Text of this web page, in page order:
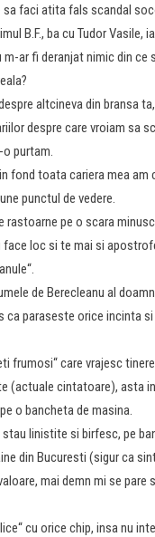
faci atita fals scandal
B.F., ba cu Tudor Vasile,
ar fi deranjat nimic din
altcineva din bransa
despre care vroiam sa
purtam.
fond toata cariera mea
punctul de vedere.
pe o scara
face loc si te mai si
de Berecleanu al
ca paraseste orice incinta
frumosi“ care vrajesc
(actuale cintatoare), asta
o bancheta de masina.
linistite si birfesc, pe
din Bucuresti (sigur ca
mai demn mi se
cu orice chip, insa nu